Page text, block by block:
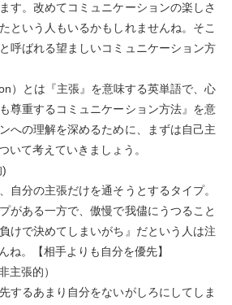
す。改めてコミュニケーションの楽しさ
という人もいるかもしれませんね。そこ
呼ばれる望ましいコミュニケーション方
）とは『主張』を意味する英単語で、心
尊重するコミュニケーション方法』を意
への理解を深めるために、まずは自己主
いて考えていきましょう。
)
自分の主張だけを通そうとするタイプ。
がある一方で、傲慢で我儘にうつること
けで決めてしまいがち』だという人は注
ね。【相手よりも自分を優先】
主張的）
するあまり自分をないがしろにしてしま